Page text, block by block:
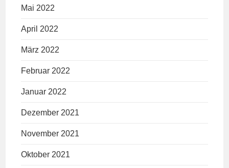
Mai 2022
April 2022
März 2022
Februar 2022
Januar 2022
Dezember 2021
November 2021
Oktober 2021